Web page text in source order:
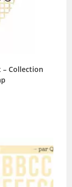
– Collection